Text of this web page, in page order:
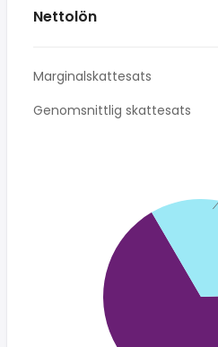
Nettolön
Marginalskattesats
Genomsnittlig skattesats